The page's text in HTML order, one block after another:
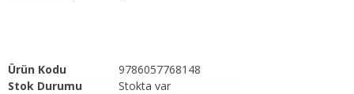
Ürün Kodu
9786057768148
Stok Durumu
Stokta var